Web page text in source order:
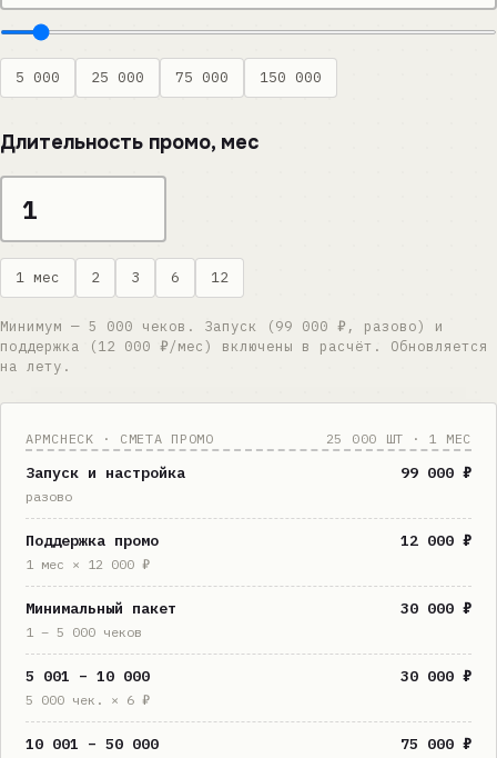
5 000 25 000 75 000 150 000
Длительность промо, мес
1 мес 2 3 6 12
Минимум — 5 000 чеков. Запуск (99 000 ₽, разово) и
поддержка (12 000 ₽/мес) включены в расчёт. Обновляется
на лету.
APMCHECK · СМЕТА ПРОМО 25 000 ШТ · 1 МЕС
Запуск и настройка
разово
99 000 ₽
Поддержка промо
1 мес × 12 000 ₽
12 000 ₽
Минимальный пакет
1 – 5 000 чеков
30 000 ₽
5 001 – 10 000
5 000 чек. × 6 ₽
30 000 ₽
10 001 – 50 000 75 000 ₽